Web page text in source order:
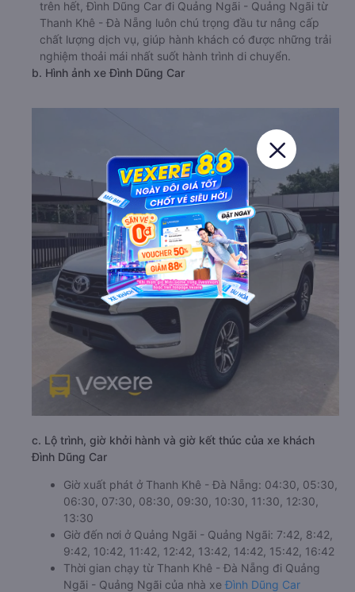
trên hết, Đình Dũng Car đi Quảng Ngãi - Quảng Ngãi từ
Thanh Khê - Đà Nẵng luôn chú trọng đầu tư nâng cấp
chất lượng dịch vụ, giúp hành khách có được những trải
nghiệm thoải mái nhất suốt hành trình di chuyển.
b. Hình ảnh xe Đình Dũng Car
c. Lộ trình, giờ khởi hành và giờ kết thúc của xe khách
Đình Dũng Car
Giờ xuất phát ở Thanh Khê - Đà Nẵng: 04:30, 05:30,
06:30, 07:30, 08:30, 09:30, 10:30, 11:30, 12:30,
13:30
Giờ đến nơi ở Quảng Ngãi - Quảng Ngãi: 7:42, 8:42,
9:42, 10:42, 11:42, 12:42, 13:42, 14:42, 15:42, 16:42
Thời gian chạy từ Thanh Khê - Đà Nẵng đi Quảng
Ngãi - Quảng Ngãi của nhà xe Đình Dũng Car